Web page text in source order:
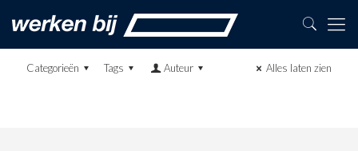
Categorieën Tags Auteur Alles laten zien